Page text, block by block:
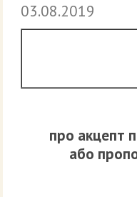
03.08.2019
про акцепт
або